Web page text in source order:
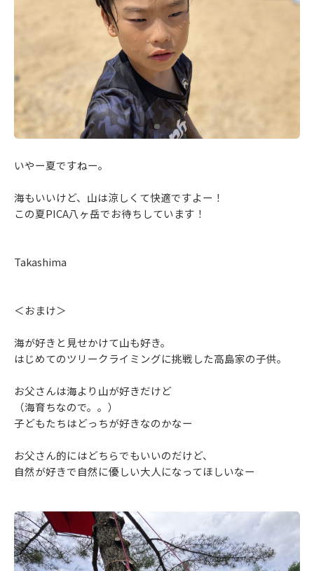
いやー夏ですねー。
海もいいけど、山は涼しくて快適ですよー！
この夏PICA八ヶ岳でお待ちしています！
Takashima
＜おまけ＞
海が好きと見せかけて山も好き。
はじめてのツリークライミングに挑戦した高島家の子供。
お父さんは海より山が好きだけど
（海育ちなので。。）
子どもたちはどっちが好きなのかなー
お父さん的にはどちらでもいいのだけど、
自然が好きで自然に優しい大人になってほしいなー